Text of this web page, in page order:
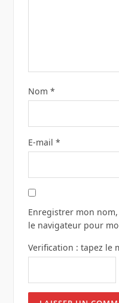
Nom *
E-mail *
Enregistrer mon
le navigateur pour
Verification : tapez le